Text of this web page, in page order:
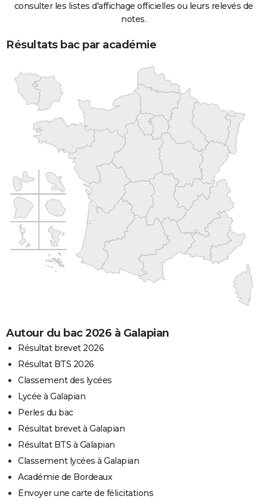
consulter les listes d'affichage officielles ou leurs relevés de
notes.
Résultats bac par académie
Autour du bac 2026 à Galapian
Résultat brevet 2026
Résultat BTS 2026
Classement des lycées
Lycée à Galapian
Perles du bac
Résultat brevet à Galapian
Résultat BTS à Galapian
Classement lycées à Galapian
Académie de Bordeaux
Envoyer une carte de félicitations